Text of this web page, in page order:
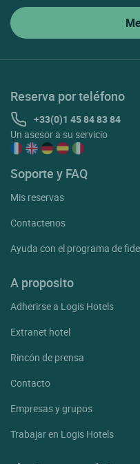
Reserva por teléfono
+33(0)1 45 84 83 84
Un asesor a su servicio
Soporte y FAQ
Mis reservas
Contactenos
Ayuda con el programa de
A proposito
Adherirse a Logis Hotels
Extranet hotel
Rincón de prensa
Contacto
Empresas y grupos
Trabajar en Logis Hotels